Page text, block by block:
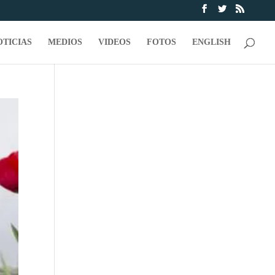
MEDIOS VIDEOS FOTOS ENGLISH